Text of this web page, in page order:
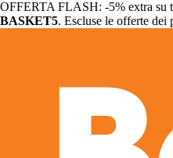
OFFERTA FLASH: -5% extra su
BASKET5. Escluse le offerte dei